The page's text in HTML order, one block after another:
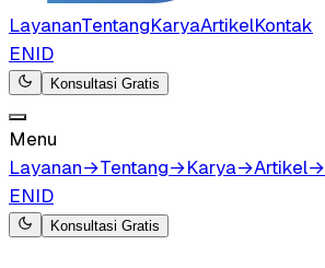
LayananTentangKaryaArtikelKontak
ENID
Konsultasi Gratis
Menu
Layanan→Tentang→Karya→Artikel→
ENID
Konsultasi Gratis